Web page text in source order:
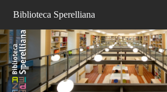
Biblioteca Sperelliana